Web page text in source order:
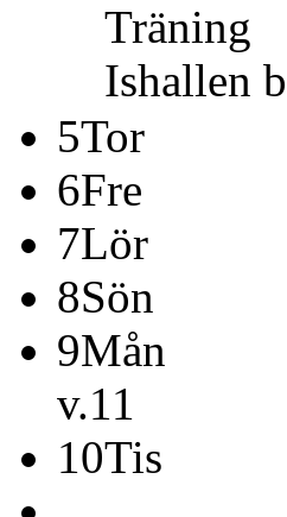
Träning
Ishallen
5Tor
6Fre
7Lör
8Sön
9Mån
v.11
10Tis